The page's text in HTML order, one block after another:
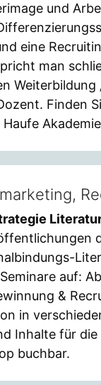
und
eine
man
Finden
auf:
&
in
Inhalte für
buchbar.